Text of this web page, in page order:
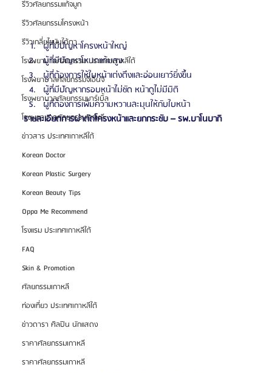
รีวิวศัลยกรรมแก้จมูก
รีวิวศัลยกรรมโครงหน้า
รีวิวเกลี่ยไขมันใต้ตา
โรงพยาบาลศัลยกรรม ประเทศเกาหลีใต้
โรงพยาบาลศัลยกรรมจีเอ็นจี
โรงพยาบาลศัลยกรรมมาร์เบิ้ล
โรงพยาบาลศัลยกรรมเกาหลี
ข่าวสาร ประเทศเกาหลีใต้
Korean Doctor
Korean Plastic Surgery
Korean Beauty Tips
Oppa Me Recommend
โรงแรม ประเทศเกาหลีใต้
FAQ
Skin & Promotion
ศัลยกรรมเกาหลี
ท่องเที่ยว ประเทศเกาหลีใต้
ข่าวดารา ศิลปิน นักแสดง
ราคาศัลยกรรมเกาหลี
ราคาศัลยกรรมเกาหลี
ผู้ที่มีปัญหาโครงหน้าใหญ่
ผู้ที่มีปัญหาโหนกแก้มสูง
ผู้ที่ต้องการให้ใบหน้าเต่งตึงและอ่อนเยาว์ยิ่งขึ้น
ผู้ที่มีปัญหากรอบหน้าไม่ชัด หน้าดูไม่มีมิติ
ผู้ที่ต้องการเพิ่มความหวานละมุนให้กับใบหน้า
รายละเอียดการผ่าตัดโครงหน้าและยกกระชับ – รพ.บาโนบากิ